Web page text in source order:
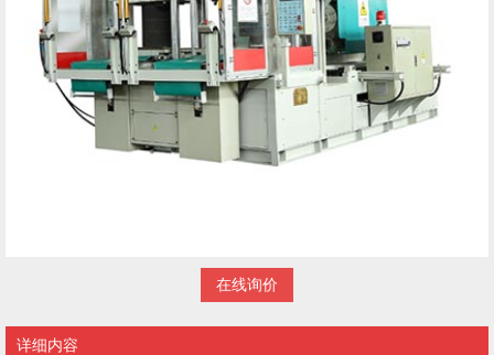
在线询价
详细内容